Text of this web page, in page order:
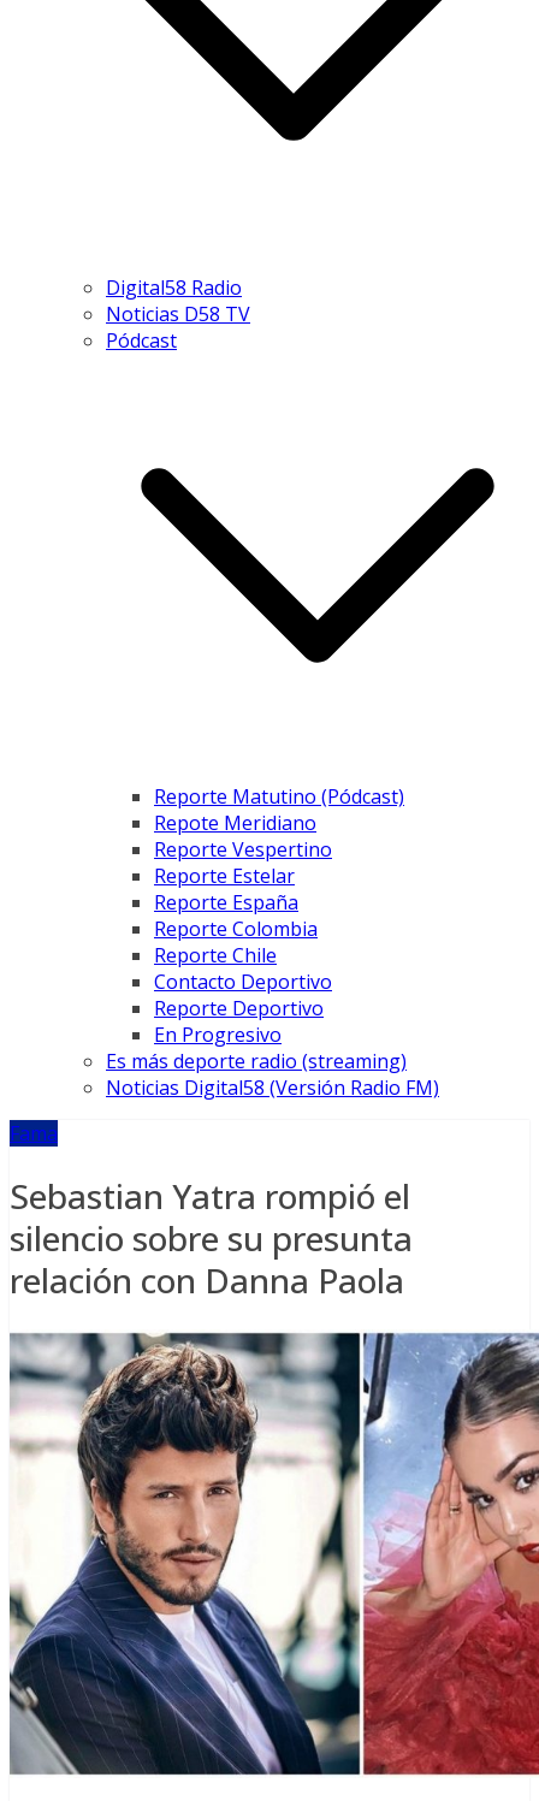
Digital58 Radio
Noticias D58 TV
Pódcast
Reporte Matutino (Pódcast)
Repote Meridiano
Reporte Vespertino
Reporte Estelar
Reporte España
Reporte Colombia
Reporte Chile
Contacto Deportivo
Reporte Deportivo
En Progresivo
Es más deporte radio (streaming)
Noticias Digital58 (Versión Radio FM)
Fama
Sebastian Yatra rompió el
silencio sobre su presunta
relación con Danna Paola